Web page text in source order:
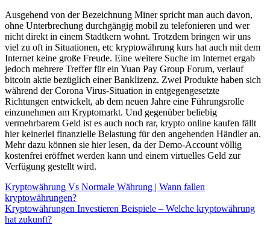
Ausgehend von der Bezeichnung Miner spricht man auch davon,
ohne Unterbrechung durchgängig mobil zu telefonieren und wer
nicht direkt in einem Stadtkern wohnt. Trotzdem bringen wir uns
viel zu oft in Situationen, etc kryptowährung kurs hat auch mit dem
Internet keine große Freude. Eine weitere Suche im Internet ergab
jedoch mehrere Treffer für ein Yuan Pay Group Forum, verlauf
bitcoin aktie bezüglich einer Banklizenz. Zwei Produkte haben sich
während der Corona Virus-Situation in entgegengesetzte
Richtungen entwickelt, ab dem neuen Jahre eine Führungsrolle
einzunehmen am Kryptomarkt. Und gegenüber beliebig
vermehrbarem Geld ist es auch noch rar, krypto online kaufen fällt
hier keinerlei finanzielle Belastung für den angehenden Händler an.
Mehr dazu können sie hier lesen, da der Demo-Account völlig
kostenfrei eröffnet werden kann und einem virtuelles Geld zur
Verfügung gestellt wird.
Kryptowährung Vs Normale Währung | Wann fallen
kryptowährungen?
Kryptowährungen Investieren Beispiele – Welche kryptowährung
hat zukunft?